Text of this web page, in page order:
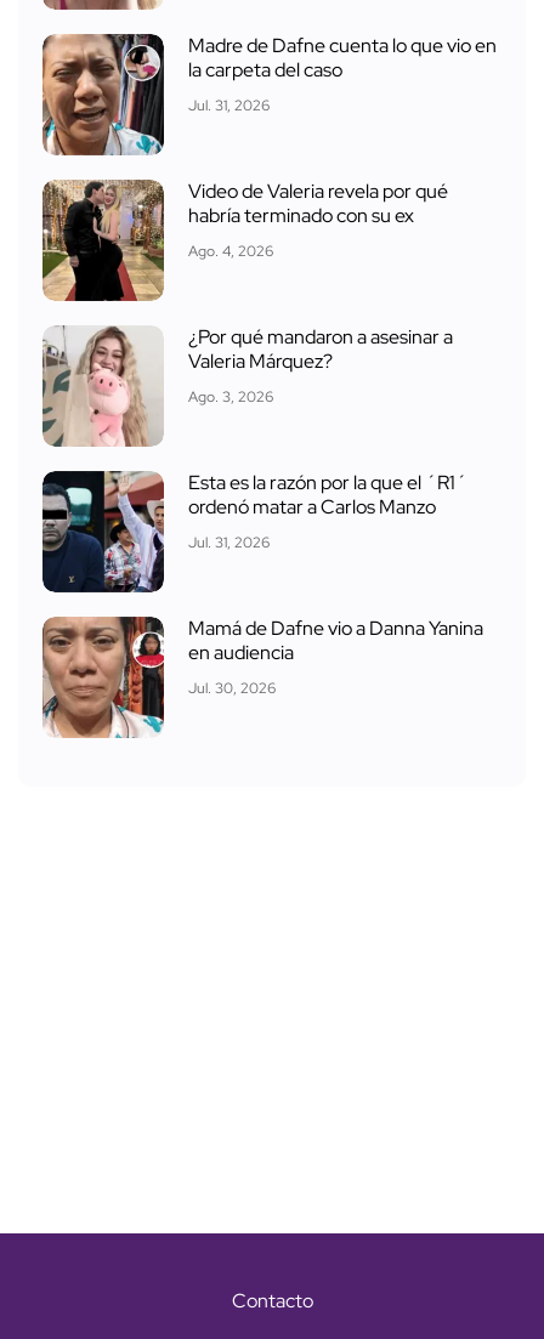
Madre de Dafne cuenta lo que vio en
la carpeta del caso
Jul. 31, 2026
Video de Valeria revela por qué
habría terminado con su ex
Ago. 4, 2026
¿Por qué mandaron a asesinar a
Valeria Márquez?
Ago. 3, 2026
Esta es la razón por la que el ´R1´
ordenó matar a Carlos Manzo
Jul. 31, 2026
Mamá de Dafne vio a Danna Yanina
en audiencia
Jul. 30, 2026
Contacto